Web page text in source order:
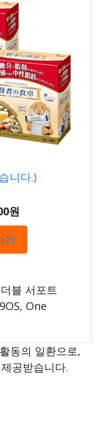
니다.)
원
기
블 서포트
One
동의 일환으로,
공받습니다.